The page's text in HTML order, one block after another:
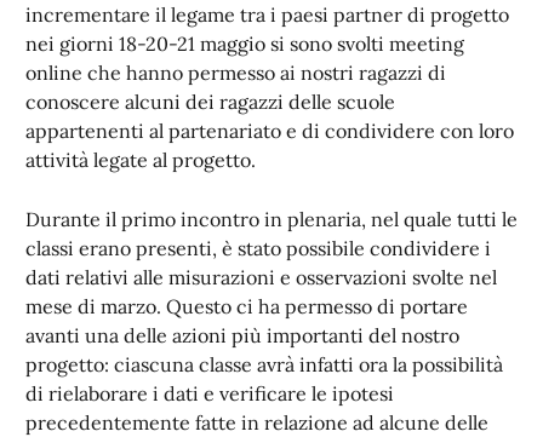
incrementare il legame tra i paesi partner di progetto
nei giorni 18-20-21 maggio si sono svolti meeting
online che hanno permesso ai nostri ragazzi di
conoscere alcuni dei ragazzi delle scuole
appartenenti al partenariato e di condividere con loro
attività legate al progetto.
Durante il primo incontro in plenaria, nel quale tutti le
classi erano presenti, è stato possibile condividere i
dati relativi alle misurazioni e osservazioni svolte nel
mese di marzo. Questo ci ha permesso di portare
avanti una delle azioni più importanti del nostro
progetto: ciascuna classe avrà infatti ora la possibilità
di rielaborare i dati e verificare le ipotesi
precedentemente fatte in relazione ad alcune delle